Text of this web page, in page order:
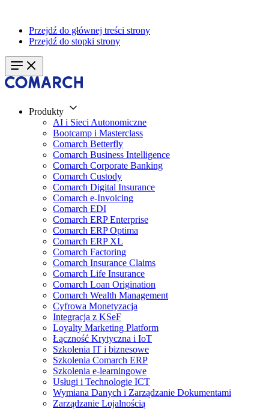
Przejdź do głównej treści strony
Przejdź do stopki strony
Produkty
AI i Sieci Autonomiczne
Bootcamp i Masterclass
Comarch Betterfly
Comarch Business Intelligence
Comarch Corporate Banking
Comarch Custody
Comarch Digital Insurance
Comarch e-Invoicing
Comarch EDI
Comarch ERP Enterprise
Comarch ERP Optima
Comarch ERP XL
Comarch Factoring
Comarch Insurance Claims
Comarch Life Insurance
Comarch Loan Origination
Comarch Wealth Management
Cyfrowa Monetyzacja
Integracja z KSeF
Loyalty Marketing Platform
Łączność Krytyczna i IoT
Szkolenia IT i biznesowe
Szkolenia Comarch ERP
Szkolenia e-learningowe
Usługi i Technologie ICT
Wymiana Danych i Zarządzanie Dokumentami
Zarządzanie Lojalnością